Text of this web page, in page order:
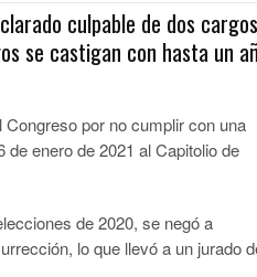
culpable de dos cargos
se castigan con hasta un
por no cumplir con una
enero de 2021 al Capitolio de
de 2020, se negó a
lo que llevó a un jurado